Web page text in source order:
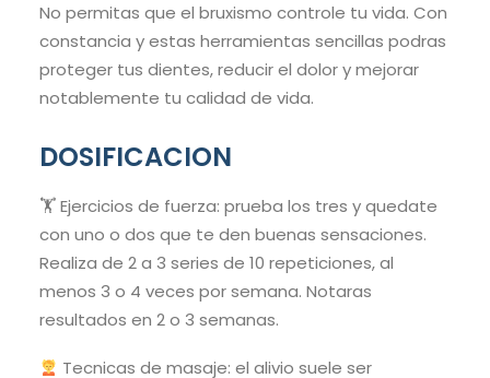
No permitas que el bruxismo controle tu vida. Con
constancia y estas herramientas sencillas podras
proteger tus dientes, reducir el dolor y mejorar
notablemente tu calidad de vida.
DOSIFICACION
🏋️ Ejercicios de fuerza: prueba los tres y quedate
con uno o dos que te den buenas sensaciones.
Realiza de 2 a 3 series de 10 repeticiones, al
menos 3 o 4 veces por semana. Notaras
resultados en 2 o 3 semanas.
Tecnicas de masaje: el alivio suele ser